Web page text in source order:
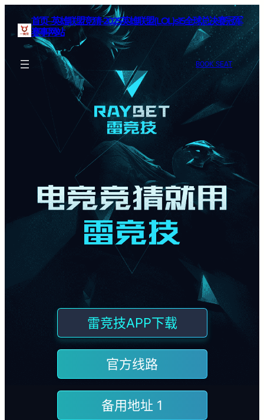
首页–英雄联盟竞猜-2025英雄联盟(LOL)s15全球总决赛冠军
赛事网站
BOOK SEAT